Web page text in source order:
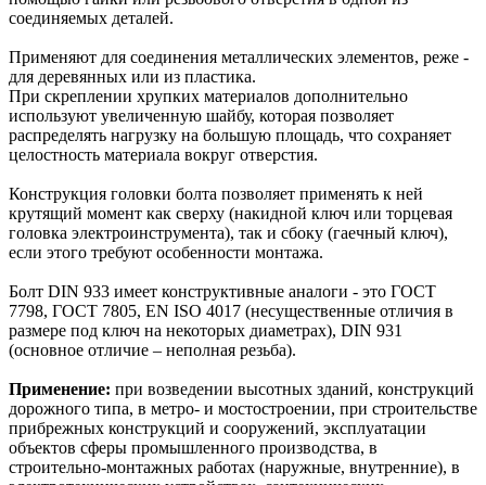
соединяемых деталей.
Применяют для соединения металлических элементов, реже -
для деревянных или из пластика.
При скреплении хрупких материалов дополнительно
используют увеличенную шайбу, которая позволяет
распределять нагрузку на большую площадь, что сохраняет
целостность материала вокруг отверстия.
Конструкция головки болта позволяет применять к ней
крутящий момент как сверху (накидной ключ или торцевая
головка электроинструмента), так и сбоку (гаечный ключ),
если этого требуют особенности монтажа.
Болт DIN 933 имеет конструктивные аналоги - это ГОСТ
7798, ГОСТ 7805, EN ISO 4017 (несущественные отличия в
размере под ключ на некоторых диаметрах), DIN 931
(основное отличие – неполная резьба).
Применение: при возведении высотных зданий, конструкций
дорожного типа, в метро- и мостостроении, при строительстве
прибрежных конструкций и сооружений, эксплуатации
объектов сферы промышленного производства, в
строительно-монтажных работах (наружные, внутренние), в